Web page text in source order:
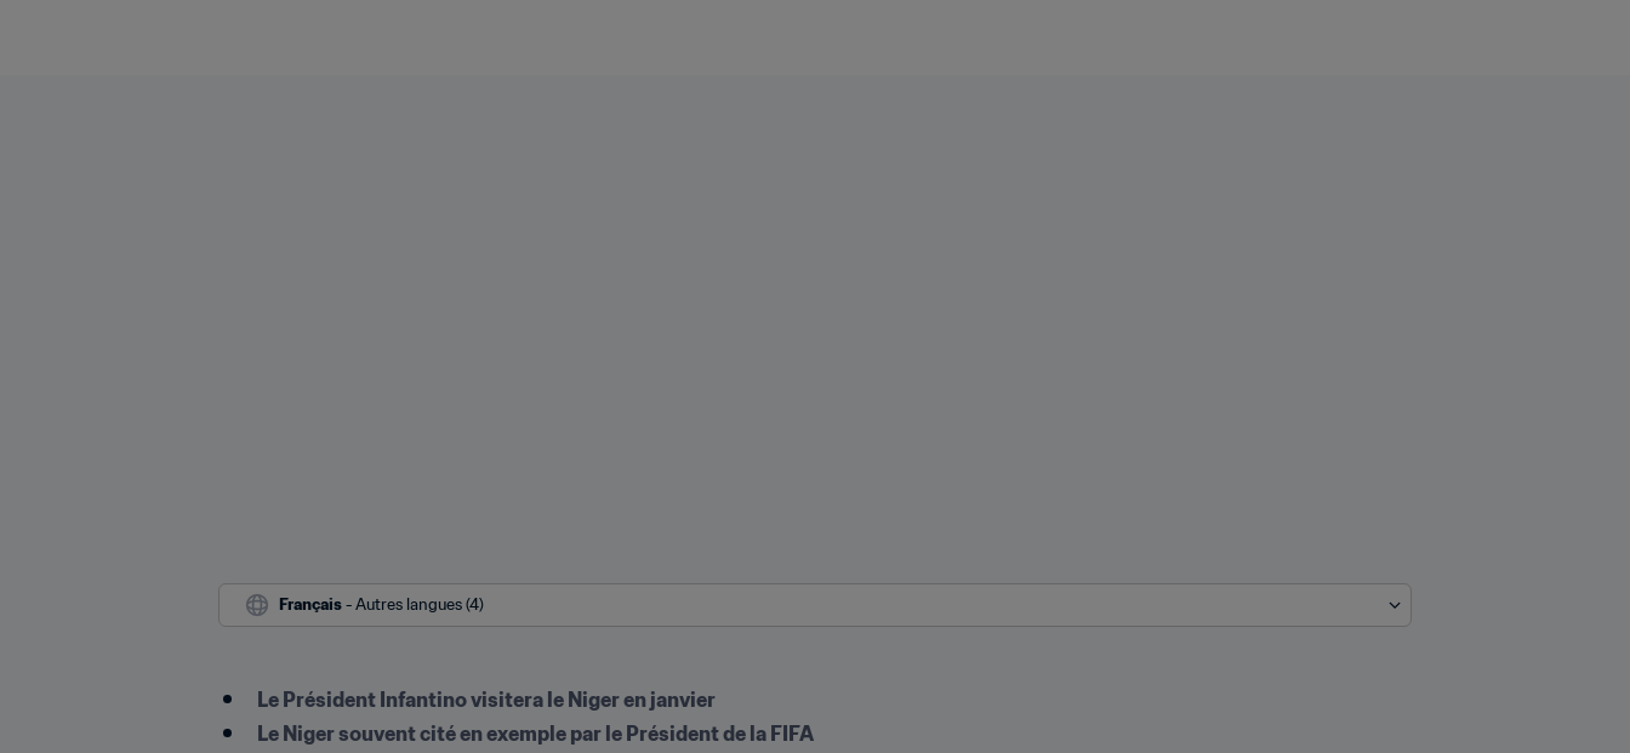
Français - Autres langues (4)
Le Président Infantino visitera le Niger en janvier
Le Niger souvent cité en exemple par le Président de la FIFA